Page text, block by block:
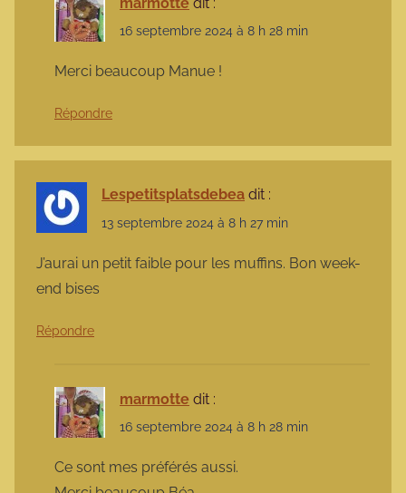
16 septembre 2024 à 8 h 28 min
Merci beaucoup Manue !
Répondre
Lespetitsplatsdebea dit :
13 septembre 2024 à 8 h 27 min
J’aurai un petit faible pour les muffins. Bon week-
end bises
Répondre
marmotte dit :
16 septembre 2024 à 8 h 28 min
Ce sont mes préférés aussi.